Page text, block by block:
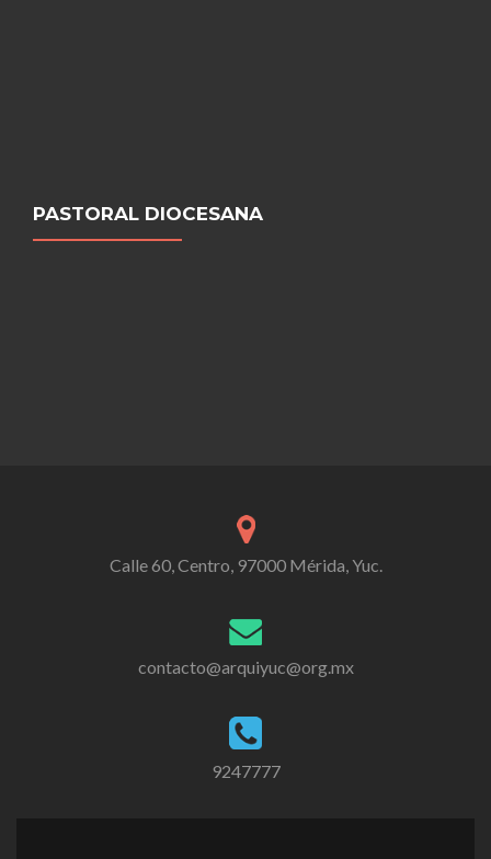
PASTORAL DIOCESANA
Calle 60, Centro, 97000 Mérida, Yuc.
contacto@arquiyuc@org.mx
9247777